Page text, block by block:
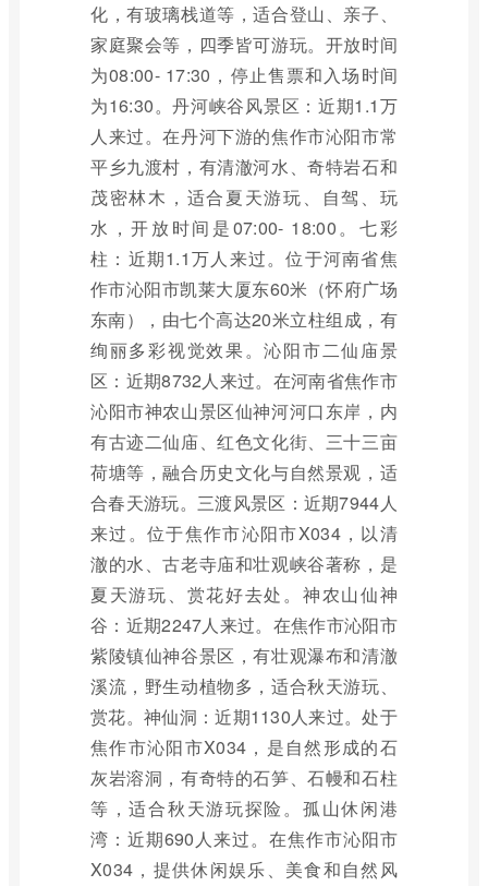
化，有玻璃栈道等，适合登山、亲子、
家庭聚会等，四季皆可游玩。开放时间
为08:00- 17:30，停止售票和入场时间
为16:30。丹河峡谷风景区：近期1.1万
人来过。在丹河下游的焦作市沁阳市常
平乡九渡村，有清澈河水、奇特岩石和
茂密林木，适合夏天游玩、自驾、玩
水，开放时间是07:00- 18:00。七彩
柱：近期1.1万人来过。位于河南省焦
作市沁阳市凯莱大厦东60米（怀府广场
东南），由七个高达20米立柱组成，有
绚丽多彩视觉效果。沁阳市二仙庙景
区：近期8732人来过。在河南省焦作市
沁阳市神农山景区仙神河河口东岸，内
有古迹二仙庙、红色文化街、三十三亩
荷塘等，融合历史文化与自然景观，适
合春天游玩。三渡风景区：近期7944人
来过。位于焦作市沁阳市X034，以清
澈的水、古老寺庙和壮观峡谷著称，是
夏天游玩、赏花好去处。神农山仙神
谷：近期2247人来过。在焦作市沁阳市
紫陵镇仙神谷景区，有壮观瀑布和清澈
溪流，野生动植物多，适合秋天游玩、
赏花。神仙洞：近期1130人来过。处于
焦作市沁阳市X034，是自然形成的石
灰岩溶洞，有奇特的石笋、石幔和石柱
等，适合秋天游玩探险。孤山休闲港
湾：近期690人来过。在焦作市沁阳市
X034，提供休闲娱乐、美食和自然风